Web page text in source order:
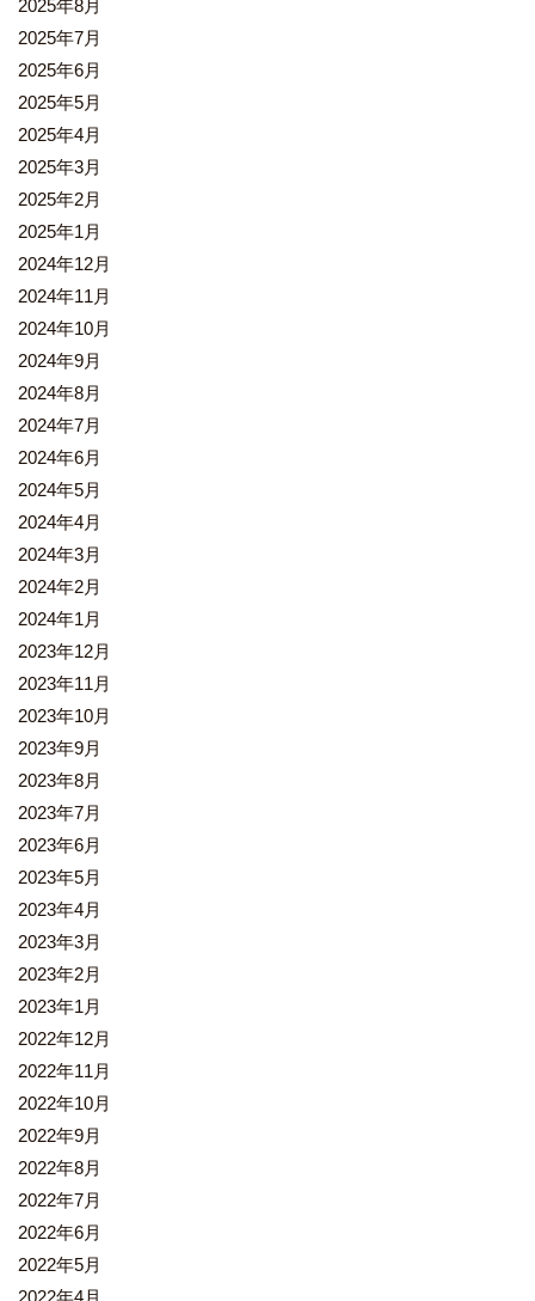
2025年8月
2025年7月
2025年6月
2025年5月
2025年4月
2025年3月
2025年2月
2025年1月
2024年12月
2024年11月
2024年10月
2024年9月
2024年8月
2024年7月
2024年6月
2024年5月
2024年4月
2024年3月
2024年2月
2024年1月
2023年12月
2023年11月
2023年10月
2023年9月
2023年8月
2023年7月
2023年6月
2023年5月
2023年4月
2023年3月
2023年2月
2023年1月
2022年12月
2022年11月
2022年10月
2022年9月
2022年8月
2022年7月
2022年6月
2022年5月